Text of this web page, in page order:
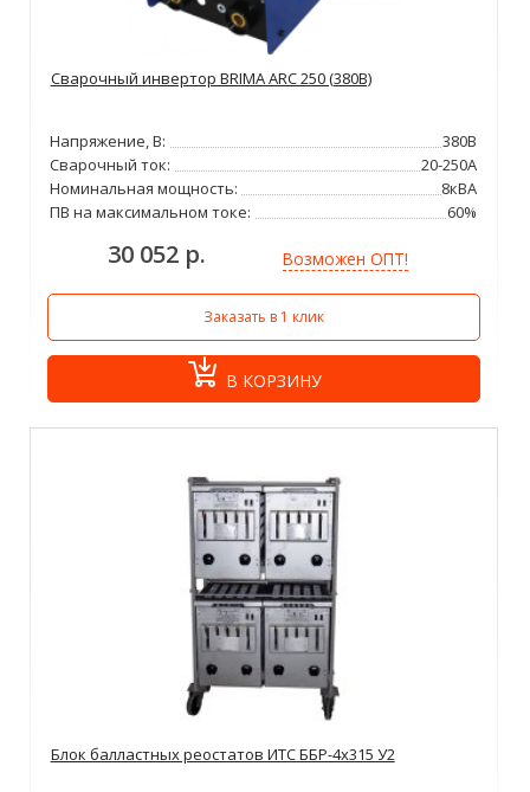
Сварочный инвертор BRIMA ARC 250 (380В)
Напряжение, В:
380В
Сварочный ток:
20-250А
Номинальная мощность:
8кВА
ПВ на максимальном токе:
60%
30 052 р. Возможен ОПТ!
Заказать в 1 клик
В КОРЗИНУ
Блок балластных реостатов ИТС ББР-4х315 У2